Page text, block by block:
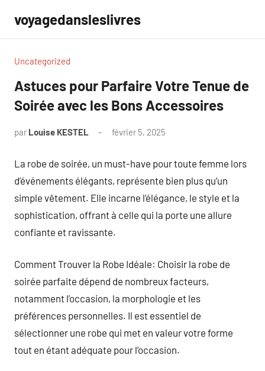
contenu
voyagedansleslivres
Uncategorized
Astuces pour Parfaire Votre Tenue de
Soirée avec les Bons Accessoires
par Louise KESTEL février 5, 2025
La robe de soirée, un must-have pour toute femme lors
d’événements élégants, représente bien plus qu’un
simple vêtement. Elle incarne l’élégance, le style et la
sophistication, offrant à celle qui la porte une allure
confiante et ravissante.
Comment Trouver la Robe Idéale: Choisir la robe de
soirée parfaite dépend de nombreux facteurs,
notamment l’occasion, la morphologie et les
préférences personnelles. Il est essentiel de
sélectionner une robe qui met en valeur votre forme
tout en étant adéquate pour l’occasion.